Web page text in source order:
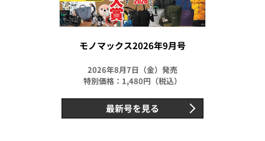
モノマックス2026年9月号
2026年8月7日（金）発売
特別価格：1,480円（税込）
最新号を見る